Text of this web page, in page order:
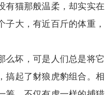
有猫那般温柔，却实实在
大，有近百斤的体重，
么坏，可是人们总是将它
搞起了豺狼虎豹组合。相